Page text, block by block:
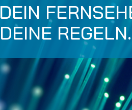
DEIN
DEINE